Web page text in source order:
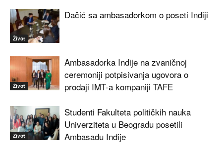
Život
Dačić sa ambasadorkom o poseti Indiji
Život
Ambasadorka Indije na zvaničnoj
ceremoniji potpisivanja ugovora o
prodaji IMT-a kompaniji TAFE
Život
Studenti Fakulteta političkih nauka
Univerziteta u Beogradu posetili
Ambasadu Indije